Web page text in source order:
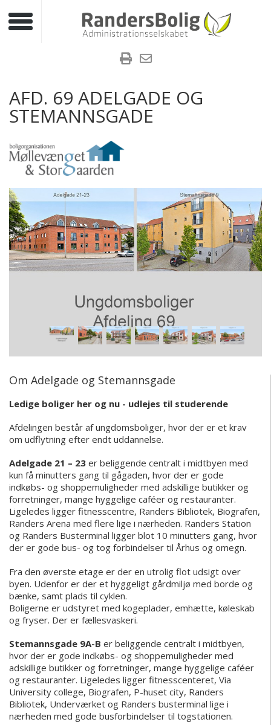
Toggle navigation
AFD. 69 ADELGADE OG
STEMANNSGADE
Om Adelgade og Stemannsgade
Ledige boliger her og nu - udlejes til studerende
Afdelingen består af ungdomsboliger, hvor der er et krav
om udflytning efter endt uddannelse.
Adelgade 21 – 23 er beliggende centralt i midtbyen med
kun få minutters gang til gågaden, hvor der er gode
indkøbs- og shoppemuligheder med adskillige butikker og
forretninger, mange hyggelige caféer og restauranter.
Ligeledes ligger fitnesscentre, Randers Bibliotek, Biografen,
Randers Arena med flere lige i nærheden. Randers Station
og Randers Busterminal ligger blot 10 minutters gang, hvor
der er gode bus- og tog forbindelser til Århus og omegn.
Fra den øverste etage er der en utrolig flot udsigt over
byen. Udenfor er der et hyggeligt gårdmiljø med borde og
bænke, samt plads til cyklen.
Boligerne er udstyret med kogeplader, emhætte, køleskab
og fryser. Der er fællesvaskeri.
Stemannsgade 9A-B er beliggende centralt i midtbyen,
hvor der er gode indkøbs- og shoppemuligheder med
adskillige butikker og forretninger, mange hyggelige caféer
og restauranter. Ligeledes ligger fitnesscenteret, Via
University college, Biografen, P-huset city, Randers
Bibliotek, Underværket og Randers busterminal lige i
nærheden med gode busforbindelser til togstationen.